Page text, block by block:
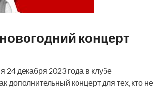
концерт
24 декабря 2023 года в клубе
дополнительный концерт для тех, кто не